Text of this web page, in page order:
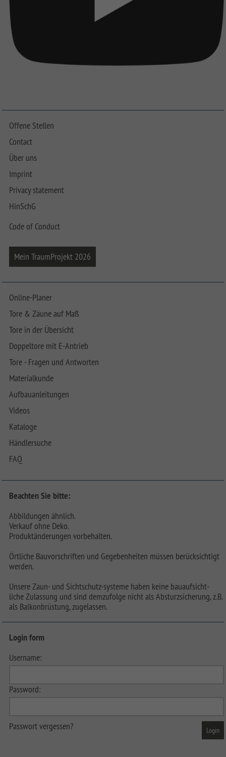
Offene Stellen
Contact
Über uns
Imprint
Privacy statement
HinSchG
Code of Conduct
Mein TraumProjekt 2026
Online-Planer
Tore & Zäune auf Maß
Tore in der Übersicht
Doppeltore mit E-Antrieb
Tore - Fragen und Antworten
Materialkunde
Aufbauanleitungen
Videos
Kataloge
Händlersuche
FAQ
Beachten Sie bitte:
Abbildungen ähnlich.
Verkauf ohne Deko.
Produktänderungen vorbehalten.
Örtliche Bauvorschriften und Gegebenheiten müssen berücksichtigt
werden.
Unsere Zaun- und Sichtschutz-systeme haben keine bauaufsicht-
liche Zulassung und sind demzufolge nicht als Absturzsicherung, z.B.
als Balkonbrüstung, zugelassen.
Login form
Username:
Password:
Passwort vergessen?